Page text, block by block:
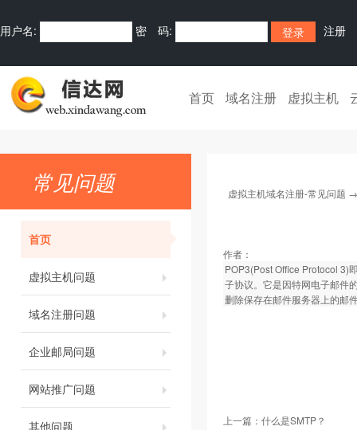
用户名: 密 码: 注册
首页 域名注册 虚拟主机
常见问题
首页
虚拟主机问题
域名注册问题
企业邮局问题
网站推广问题
其他问题
虚拟主机域名注册-常见问题
作者：
POP3(Post Office Protocol 3)
子协议。它是因特网电子邮件
删除保存在邮件服务器上的邮
上一篇： 什么是SMTP？